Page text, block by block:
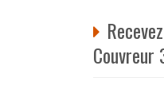
Couvreur